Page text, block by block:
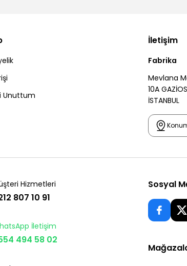
Unuttum
İletişim
Fabrika
Mevlana
10A
İSTANBUL
Hizmetleri
807 10 91
İletişim
494 58 02
Sosyal